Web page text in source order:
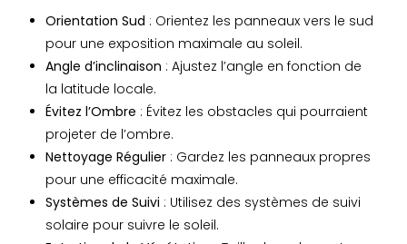
Orientation Sud : Orientez les panneaux vers le sud
pour une exposition maximale au soleil.
Angle d’inclinaison : Ajustez l’angle en fonction de
la latitude locale.
Évitez l’Ombre : Évitez les obstacles qui pourraient
projeter de l’ombre.
Nettoyage Régulier : Gardez les panneaux propres
pour une efficacité maximale.
Systèmes de Suivi : Utilisez des systèmes de suivi
solaire pour suivre le soleil.